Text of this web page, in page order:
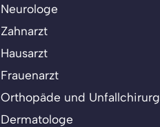
Neurologe
Zahnarzt
Hausarzt
Frauenarzt
Orthopäde und Unfallchirurg
Dermatologe